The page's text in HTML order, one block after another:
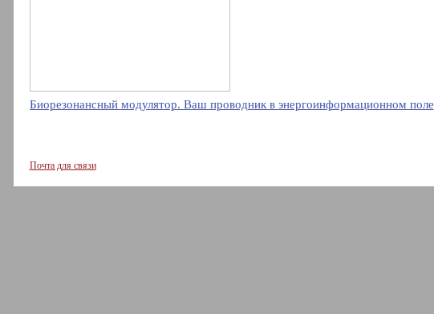
Биорезонансный модулятор. Ваш проводник в энергоинформационном поле
Почта для связи